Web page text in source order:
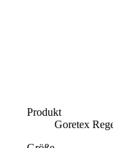
Produkt
Goretex